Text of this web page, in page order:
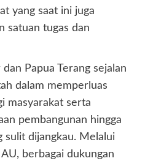
yang saat ini juga
satuan tugas dan
Papua Terang sejalan
dalam memperluas
masyarakat serta
pembangunan hingga
sulit dijangkau. Melalui
berbagai dukungan